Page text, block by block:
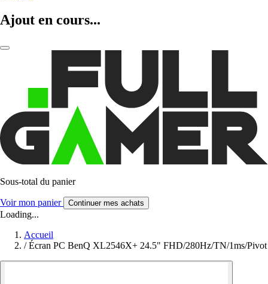
Ajout en cours...
Sous-total du panier
Voir mon panier Continuer mes achats
Loading...
Accueil
/ Écran PC BenQ XL2546X+ 24.5" FHD/280Hz/TN/1ms/Pivot